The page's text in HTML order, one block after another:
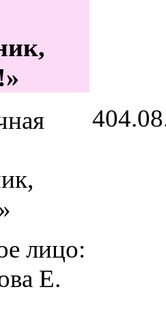
лицо:
Е.
4